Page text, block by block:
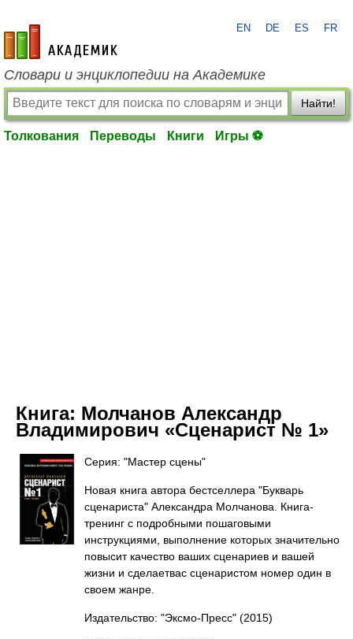
academic.ru
EN DE ES FR
Словари и энциклопедии на Академике
Найти!
Толкования Переводы Книги Игры ⚽
Книга: Молчанов Александр
Владимирович «Сценарист № 1»
Серия: "Мастер сцены"
Новая книга автора бестселлера "Букварь
сценариста" Александра Молчанова. Книга-
тренинг с подробными пошаговыми
инструкциями, выполнение которых значительно
повысит качество ваших сценариев и вашей
жизни и сделаетвас сценаристом номер один в
своем жанре.
Издательство: "Эксмо-Пресс" (2015)